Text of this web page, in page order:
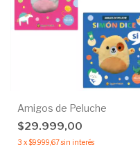
Amigos de Peluche
$29.999,00
3 x$9.999,67sin interés